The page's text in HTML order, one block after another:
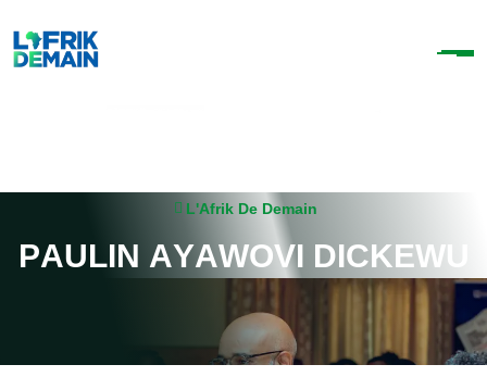
L'Afrik De Demain
PAULIN AYAWOVI DICKEWU